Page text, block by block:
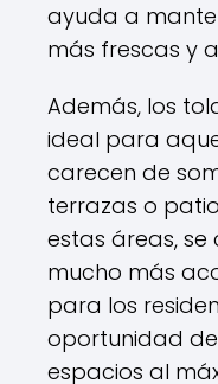
ayuda a
más frescas y
Además, los
ideal para
carecen de
terrazas o
estas áreas,
mucho más
para los
oportunidad
espacios al